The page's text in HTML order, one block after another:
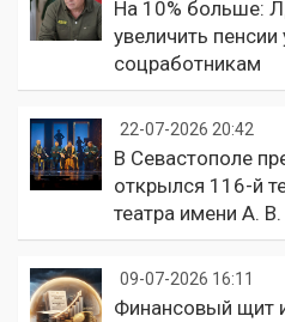
На 10% больше:
увеличить
соцработникам
22-07-2026 20:42
В Севастополе
открылся 116-й
театра имени А.
09-07-2026 16:11
Финансовый щит